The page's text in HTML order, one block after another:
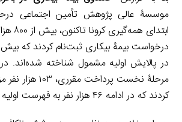
موسسۀ عالی پژوهش تأمین اجتماعی
مرحلۀ نخست
کردند که در ادامه ۴۶ هزار نفر به فهرست اولیه افزوده شدند.